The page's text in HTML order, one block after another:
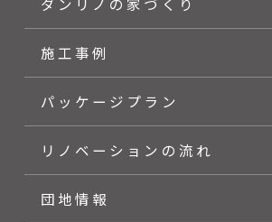
施工事例
パッケージプラン
リノベーションの流れ
団地情報